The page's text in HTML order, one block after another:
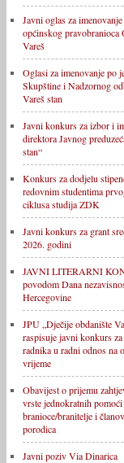
Javni oglas za
općinskog pravobranioca
Vareš
Oglasi za imenovanje po
Skupštine i Nadzornog
Vareš stan
Javni konkurs za izbor i
direktora Javnog
stan“
Konkurs za dodjelu
redovnim studentima
ciklusa studija ZDK
Javni konkurs za grant
2026. godini
JAVNI LITERARNI
povodom Dana
Hercegovine
JPU „Dječije obdanište
raspisuje javni konkurs
radnika u radni odnos na
vrijeme
Obavijest o prijemu
vrste jednokratnih pomoći
branioce/branitelje i
porodica
Javni poziv Via Dinarica